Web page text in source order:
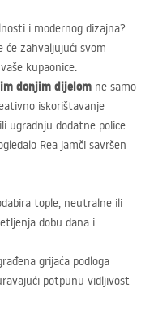
i modernog dizajna?
će zahvaljujući svom
kupaonice.
donjim dijelom ne samo
iskorištavanje
ugradnju dodatne police.
Rea jamči savršen
tople, neutralne ili
dobu dana i
grijaća podloga
potpunu vidljivost